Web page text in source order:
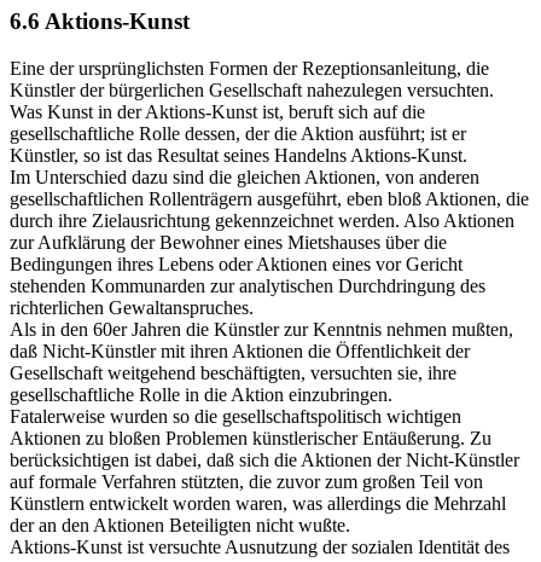
6.6 Aktions-Kunst
Eine der ursprünglichsten Formen der Rezeptionsanleitung, die
Künstler der bürgerlichen Gesellschaft nahezulegen versuchten.
Was Kunst in der Aktions-Kunst ist, beruft sich auf die
gesellschaftliche Rolle dessen, der die Aktion ausführt; ist er
Künstler, so ist das Resultat seines Handelns Aktions-Kunst.
Im Unterschied dazu sind die gleichen Aktionen, von anderen
gesellschaftlichen Rollenträgern ausgeführt, eben bloß Aktionen, die
durch ihre Zielausrichtung gekennzeichnet werden. Also Aktionen
zur Aufklärung der Bewohner eines Mietshauses über die
Bedingungen ihres Lebens oder Aktionen eines vor Gericht
stehenden Kommunarden zur analytischen Durchdringung des
richterlichen Gewaltanspruches.
Als in den 60er Jahren die Künstler zur Kenntnis nehmen mußten,
daß Nicht-Künstler mit ihren Aktionen die Öffentlichkeit der
Gesellschaft weitgehend beschäftigten, versuchten sie, ihre
gesellschaftliche Rolle in die Aktion einzubringen.
Fatalerweise wurden so die gesellschaftspolitisch wichtigen
Aktionen zu bloßen Problemen künstlerischer Entäußerung. Zu
berücksichtigen ist dabei, daß sich die Aktionen der Nicht-Künstler
auf formale Verfahren stützten, die zuvor zum großen Teil von
Künstlern entwickelt worden waren, was allerdings die Mehrzahl
der an den Aktionen Beteiligten nicht wußte.
Aktions-Kunst ist versuchte Ausnutzung der sozialen Identität des